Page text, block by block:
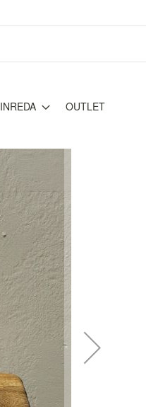
OUTLET